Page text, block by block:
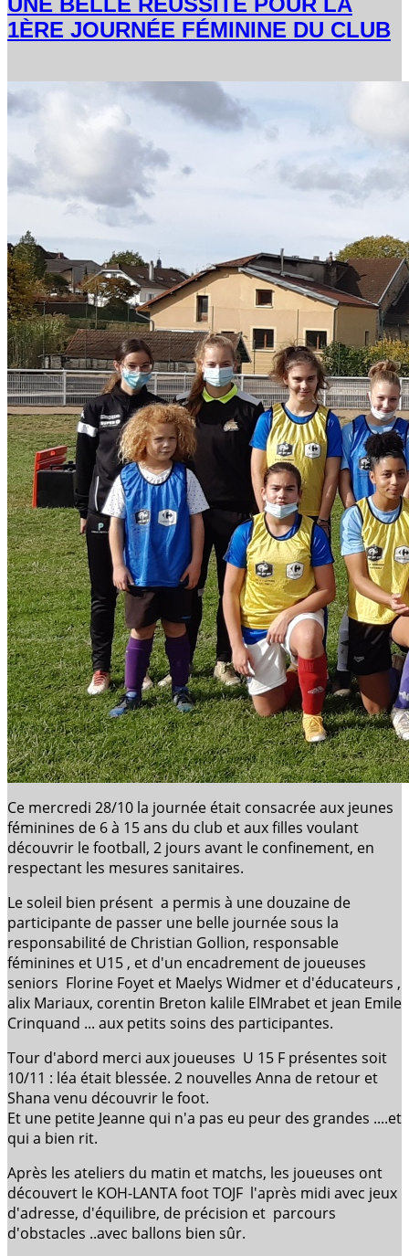
1ÈRE JOURNÉE FÉMININE DU CLUB
Ce mercredi 28/10 la journée était consacrée aux jeunes
féminines de 6 à 15 ans du club et aux filles voulant
découvrir le football, 2 jours avant le confinement, en
respectant les mesures sanitaires.
Le soleil bien présent a permis à une douzaine de
participante de passer une belle journée sous la
responsabilité de Christian Gollion, responsable
féminines et U15 , et d'un encadrement de joueuses
seniors Florine Foyet et Maelys Widmer et d'éducateurs ,
alix Mariaux, corentin Breton kalile ElMrabet et jean Emile
Crinquand ... aux petits soins des participantes.
Tour d'abord merci aux joueuses U 15 F présentes soit
10/11 : léa était blessée. 2 nouvelles Anna de retour et
Shana venu découvrir le foot.
Et une petite Jeanne qui n'a pas eu peur des grandes ....et
qui a bien rit.
Après les ateliers du matin et matchs, les joueuses ont
découvert le KOH-LANTA foot TOJF l'après midi avec jeux
d'adresse, d'équilibre, de précision et parcours
d'obstacles ..avec ballons bien sûr.